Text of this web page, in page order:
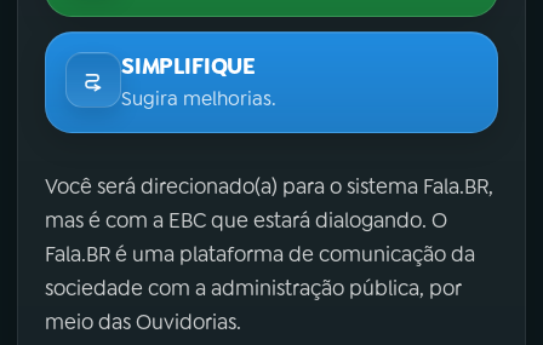
SIMPLIFIQUE
Sugira melhorias.
Você será direcionado(a) para o sistema Fala.BR,
mas é com a EBC que estará dialogando. O
Fala.BR é uma plataforma de comunicação da
sociedade com a administração pública, por
meio das Ouvidorias.